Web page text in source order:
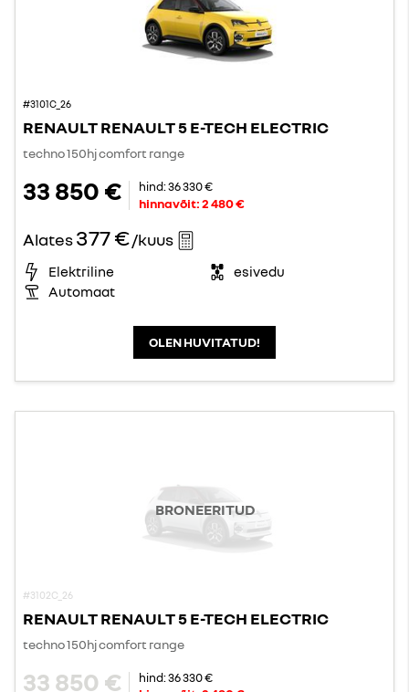
#3101C_26
RENAULT RENAULT 5 E-TECH ELECTRIC
techno 150hj comfort range
33 850 € hind:36 330 €
hinnavõit:2 480 €
Alates377 €/kuus
Elektriline
esivedu
Automaat
OLEN HUVITATUD!
#3102C_26
BRONEERITUD
RENAULT RENAULT 5 E-TECH ELECTRIC
techno 150hj comfort range
33 850 € hind:36 330 €